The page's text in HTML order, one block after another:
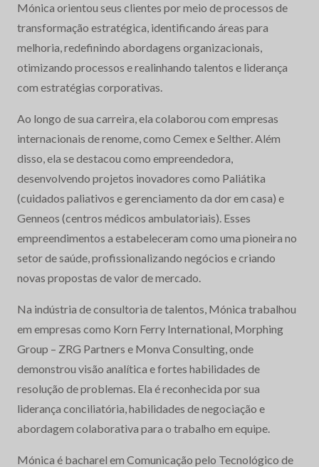
Mónica orientou seus clientes por meio de processos de
transformação estratégica, identificando áreas para
melhoria, redefinindo abordagens organizacionais,
otimizando processos e realinhando talentos e liderança
com estratégias corporativas.
Ao longo de sua carreira, ela colaborou com empresas
internacionais de renome, como Cemex e Selther. Além
disso, ela se destacou como empreendedora,
desenvolvendo projetos inovadores como Paliátika
(cuidados paliativos e gerenciamento da dor em casa) e
Genneos (centros médicos ambulatoriais). Esses
empreendimentos a estabeleceram como uma pioneira no
setor de saúde, profissionalizando negócios e criando
novas propostas de valor de mercado.
Na indústria de consultoria de talentos, Mónica trabalhou
em empresas como Korn Ferry International, Morphing
Group – ZRG Partners e Monva Consulting, onde
demonstrou visão analítica e fortes habilidades de
resolução de problemas. Ela é reconhecida por sua
liderança conciliatória, habilidades de negociação e
abordagem colaborativa para o trabalho em equipe.
Mónica é bacharel em Comunicação pelo Tecnológico de